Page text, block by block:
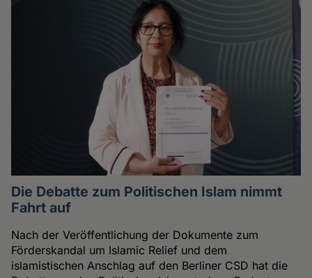
Die Debatte zum Politischen Islam nimmt
Fahrt auf
Nach der Veröffentlichung der Dokumente zum
Förderskandal um Islamic Relief und dem
islamistischen Anschlag auf den Berliner CSD hat die